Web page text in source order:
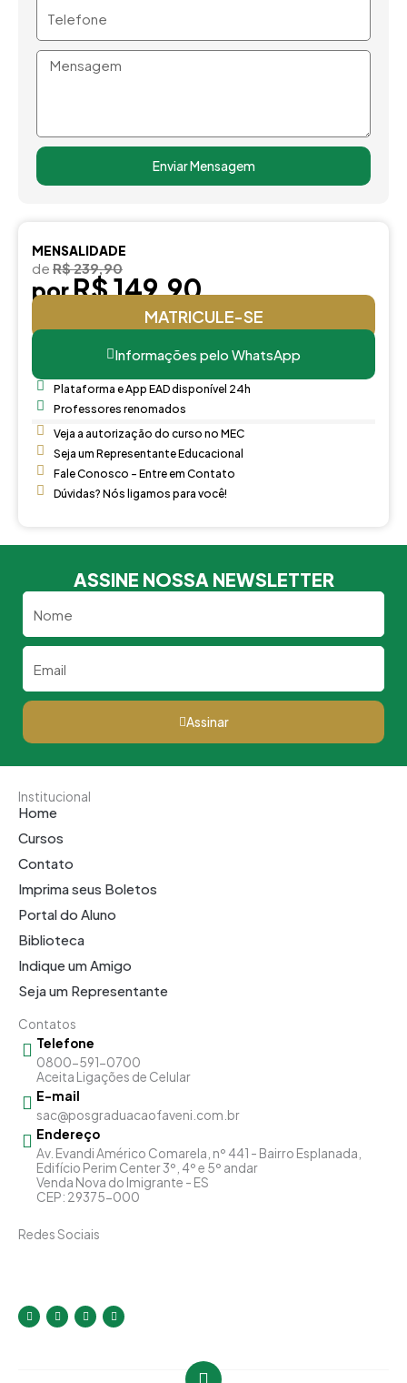
Mensagem
Enviar Mensagem
MENSALIDADE
de R$ 239,90
porR$ 149,90
MATRICULE-SE
Informações pelo WhatsApp
Plataforma e App EAD disponível 24h
Professores renomados
Veja a autorização do curso no MEC
Seja um Representante Educacional
Fale Conosco - Entre em Contato
Dúvidas? Nós ligamos para você!
ASSINE NOSSA NEWSLETTER
Assinar
Institucional
Home
Cursos
Contato
Imprima seus Boletos
Portal do Aluno
Biblioteca
Indique um Amigo
Seja um Representante
Contatos
Telefone
0800-591-0700
Aceita Ligações de Celular
E-mail
sac@posgraduacaofaveni.com.br
Endereço
Av. Evandi Américo Comarela, nº 441 - Bairro Esplanada,
Edifício Perim Center 3º, 4º e 5º andar
Venda Nova do Imigrante - ES
CEP: 29375-000
Redes Sociais
I
n
s
F
a
c
Y
o
u
L
i
n